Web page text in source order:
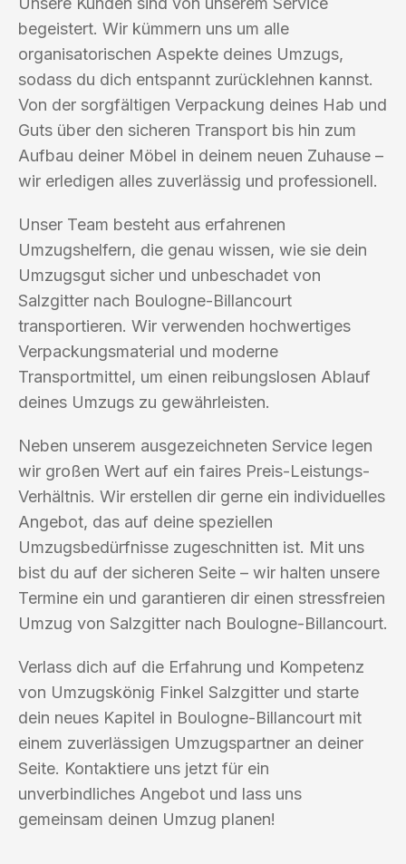
begeistert. Wir kümmern uns um alle
organisatorischen Aspekte deines Umzugs,
sodass du dich entspannt zurücklehnen kannst.
Von der sorgfältigen Verpackung deines Hab und
Guts über den sicheren Transport bis hin zum
Aufbau deiner Möbel in deinem neuen Zuhause –
wir erledigen alles zuverlässig und professionell.
Unser Team besteht aus erfahrenen
Umzugshelfern, die genau wissen, wie sie dein
Umzugsgut sicher und unbeschadet von
Salzgitter nach Boulogne-Billancourt
transportieren. Wir verwenden hochwertiges
Verpackungsmaterial und moderne
Transportmittel, um einen reibungslosen Ablauf
deines Umzugs zu gewährleisten.
Neben unserem ausgezeichneten Service legen
wir großen Wert auf ein faires Preis-Leistungs-
Verhältnis. Wir erstellen dir gerne ein individuelles
Angebot, das auf deine speziellen
Umzugsbedürfnisse zugeschnitten ist. Mit uns
bist du auf der sicheren Seite – wir halten unsere
Termine ein und garantieren dir einen stressfreien
Umzug von Salzgitter nach Boulogne-Billancourt.
Verlass dich auf die Erfahrung und Kompetenz
von Umzugskönig Finkel Salzgitter und starte
dein neues Kapitel in Boulogne-Billancourt mit
einem zuverlässigen Umzugspartner an deiner
Seite. Kontaktiere uns jetzt für ein
unverbindliches Angebot und lass uns
gemeinsam deinen Umzug planen!